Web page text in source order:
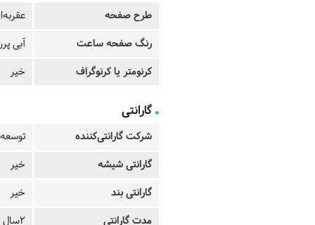
طرح صفحه
رنگ صفحه ساعت
آبی
کرنومتر یا کرنوگراف
خیر
گارانتی
شرکت گارانتی‌کننده
گارانتی شیشه
خیر
گارانتی بند
خیر
مدت گارانتی
2سال